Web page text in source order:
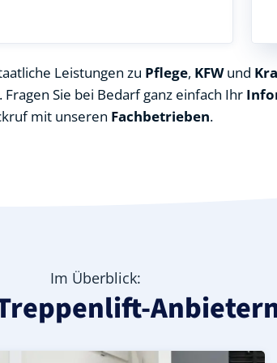
Leistungen zu Pflege, KFWund
. Fragen Sie bei Bedarf ganz einfach Ihr
mit unseren Fachbetrieben.
Im Überblick: